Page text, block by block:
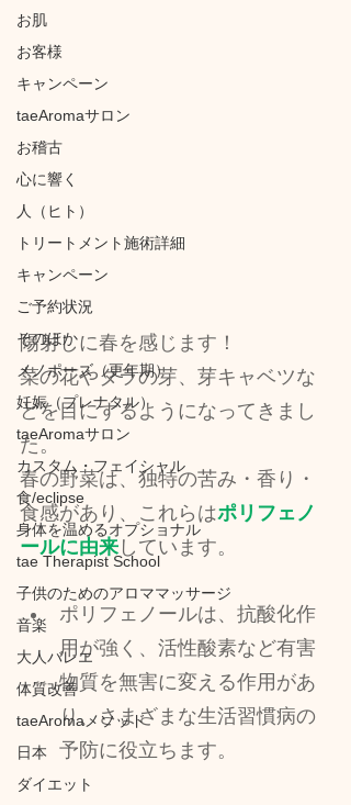
お肌
お客様
キャンペーン
taeAromaサロン
お稽古
心に響く
人（ヒト）
トリートメント施術詳細
キャンペーン
ご予約状況
そのほか
メノポーズ（更年期）
妊娠（プレナタル）
taeAromaサロン
カスタム・フェイシャル
食/eclipse
身体を温めるオプショナル
tae Therapist School
子供のためのアロママッサージ
音楽
大人バレエ
体質改善
taeAromaメソッド
日本
ダイエット
陽射しに春を感じます！
菜の花やタラの芽、芽キャベツな
どを目にするようになってきまし
た。
春の野菜は、独特の苦み・香り・
食感があり、これらはポリフェノ
ールに由来 しています。
ポリフェノールは、抗酸化作
用が強く、活性酸素など有害
物質を無害に変える作用があ
り、さまざまな生活習慣病の
予防に役立ちます。